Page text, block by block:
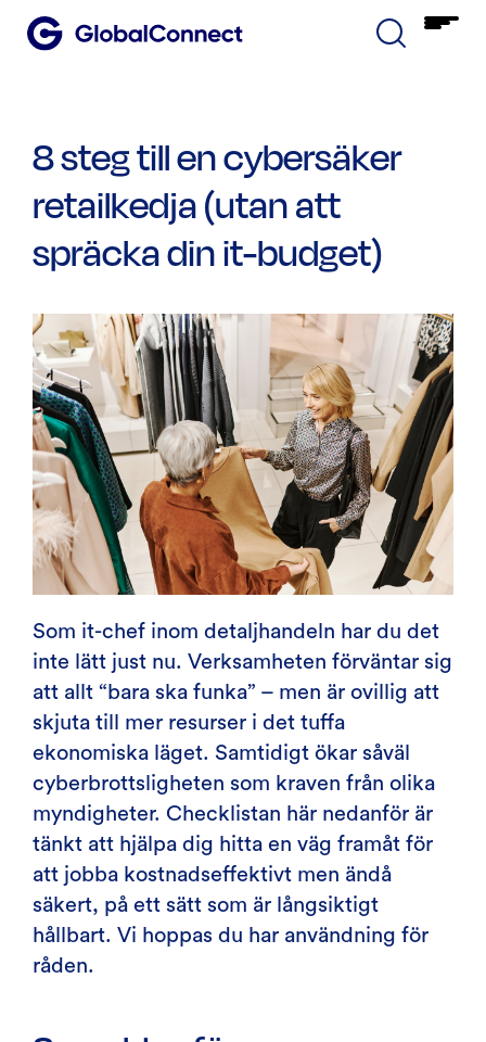
8 steg till en cybersäker
retailkedja (utan att
spräcka din it-budget)
Som it-chef inom detaljhandeln har du det
inte lätt just nu. Verksamheten förväntar sig
att allt “bara ska funka” – men är ovillig att
skjuta till mer resurser i det tuffa
ekonomiska läget. Samtidigt ökar såväl
cyberbrottsligheten som kraven från olika
myndigheter. Checklistan här nedanför är
tänkt att hjälpa dig hitta en väg framåt för
att jobba kostnadseffektivt men ändå
säkert, på ett sätt som är långsiktigt
hållbart. Vi hoppas du har användning för
råden.